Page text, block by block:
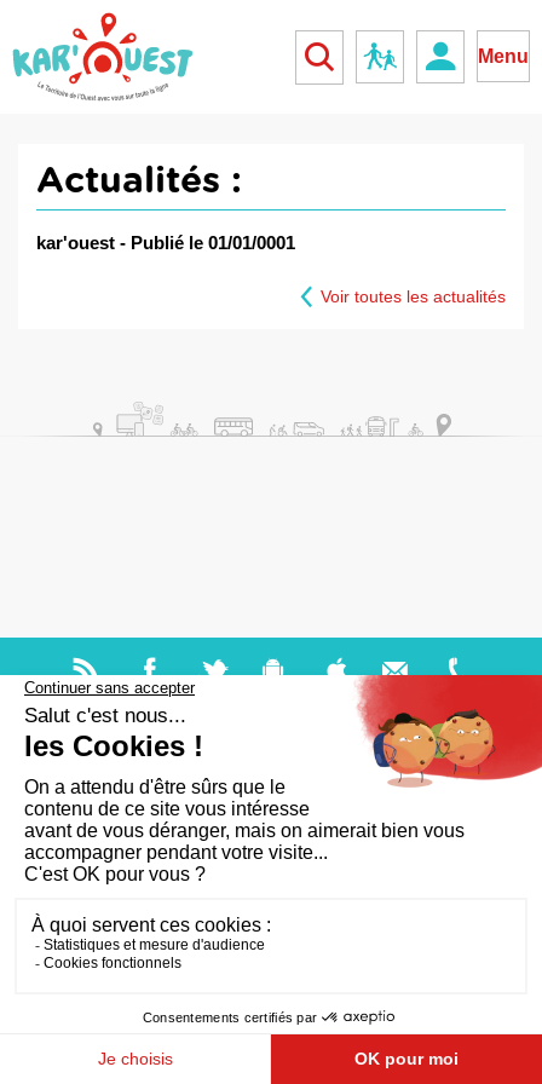
Menu
Réseau scolaire
Actualités :
kar'ouest - Publié le 01/01/0001
Voir toutes les actualités
Plan du site
Mentions légales Qui sommes-nous ?
FAQ RGPD